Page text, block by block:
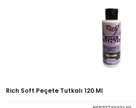
Rich Soft Peçete Tutkalı 120 Ml